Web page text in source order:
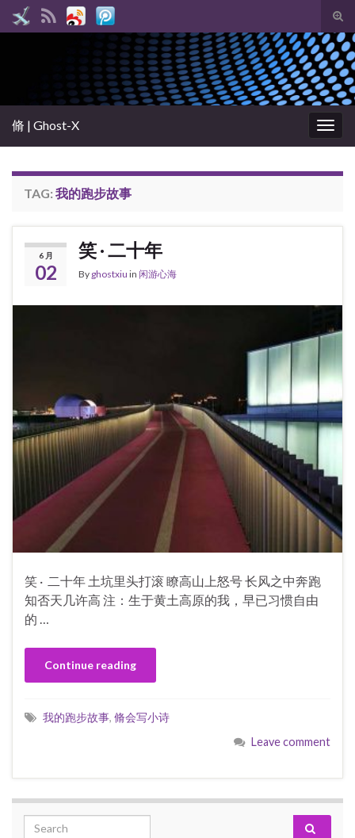
Search for:
脩 | Ghost-X
TAG: 我的跑步故事
6 月
02
笑 · 二十年
By ghostxiu in 闲游心海
笑 · 二十年 土坑里头打滚 瞭高山上怒号 长风之中奔跑
知否天几许高 注：生于黄土高原的我，早已习惯自由
的 …
Continue reading
我的跑步故事, 脩会写小诗
Leave comment
Search for: